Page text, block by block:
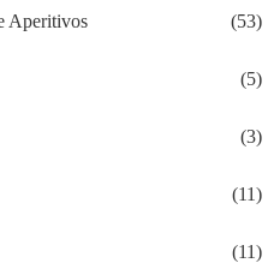
Aperitivos (53)
(5)
(3)
(11)
(11)